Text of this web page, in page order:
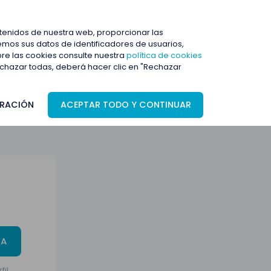
de nuestra web, proporcionar las
sus datos de identificadores de usuarios,
las cookies consulte nuestra política de cookies
todas, deberá hacer clic en "Rechazar
ACEPTAR TODO Y CONTINUAR